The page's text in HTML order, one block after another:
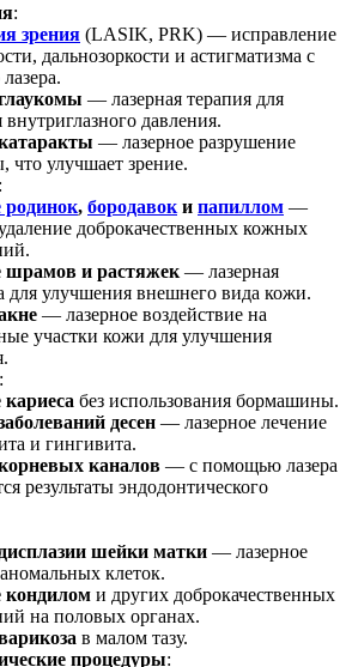
:
зрения (LASIK, PRK) — исправление
дальнозоркости и астигматизма с
— лазерная терапия для
давления.
— лазерное разрушение
что улучшает зрение.
:
родинок, бородавок и папиллом —
доброкачественных кожных
шрамов и растяжек — лазерная
для улучшения внешнего вида кожи.
— лазерное воздействие на
участки кожи для улучшения
:
без использования бормашины.
десен — лазерное лечение
и гингивита.
каналов — с помощью лазера
результаты эндодонтического
шейки матки — лазерное
клеток.
кондилом и других доброкачественных
на половых органах.
в малом тазу.
процедуры: